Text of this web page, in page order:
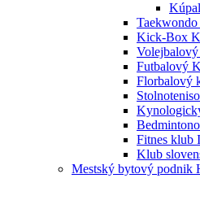
Kick-Box
Futbalový
Florbalový
Fitnes klub
Klub
Mestský bytový podnik